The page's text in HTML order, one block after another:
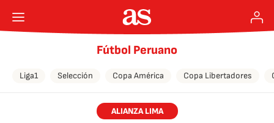
Fútbol Peruano
Liga1 Selección Copa América Copa Libertadores
ALIANZA LIMA